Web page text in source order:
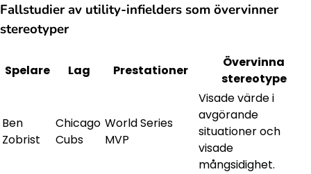
Fallstudier av utility-infielders som övervinner
stereotyper
Spelare Lag Prestationer
Övervinna
stereotype
Ben
Zobrist
Chicago
Cubs
World Series
MVP
Visade värde i
avgörande
situationer och
visade
mångsidighet.